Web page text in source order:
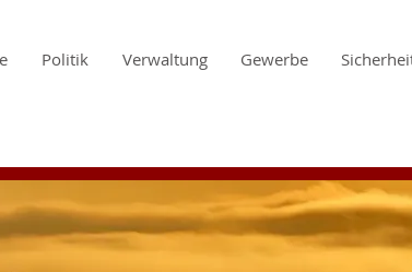
Politik Verwaltung Gewerbe